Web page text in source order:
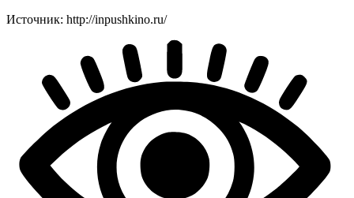
Источник: http://inpushkino.ru/